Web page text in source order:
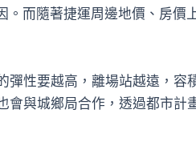
而隨著捷運周邊地價、房價
性要越高，離場站越遠，容
與城鄉局合作，透過都市計